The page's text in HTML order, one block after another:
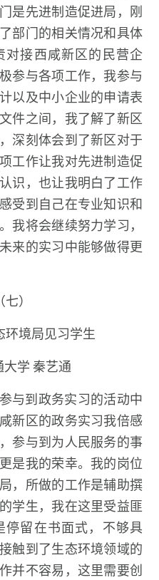
是先进制造促进局，刚
部门的相关情况和具体
对接西咸新区的民营企
参与各项工作，我参与
以及中小企业的申请表
件之间，我了解了新区
深刻体会到了新区对于
工作让我对先进制造促
识，也让我明白了工作
受到自己在专业知识和
我将会继续努力学习，
来的实习中能够做得更
（七）
环境局见习学生
学 秦艺通
与到政务实习的活动中
新区的政务实习我倍感
参与到为人民服务的事
是我的荣幸。我的岗位
，所做的工作是辅助撰
学生，我在这里受益匪
留在书面式，不够具
触到了生态环境领域的
并不容易，这里需要创